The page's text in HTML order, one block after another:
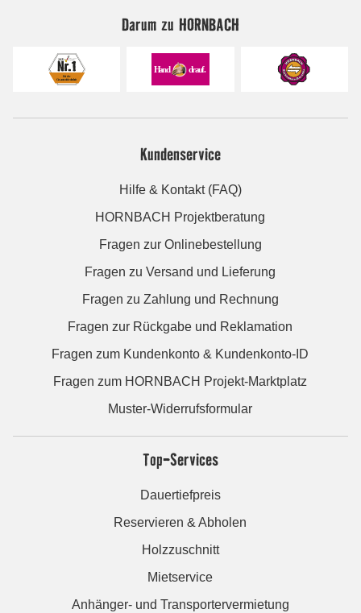
Darum zu HORNBACH
Kundenservice
Hilfe & Kontakt (FAQ)
HORNBACH Projektberatung
Fragen zur Onlinebestellung
Fragen zu Versand und Lieferung
Fragen zu Zahlung und Rechnung
Fragen zur Rückgabe und Reklamation
Fragen zum Kundenkonto & Kundenkonto-ID
Fragen zum HORNBACH Projekt-Marktplatz
Muster-Widerrufsformular
Top-Services
Dauertiefpreis
Reservieren & Abholen
Holzzuschnitt
Mietservice
Anhänger- und Transportervermietung